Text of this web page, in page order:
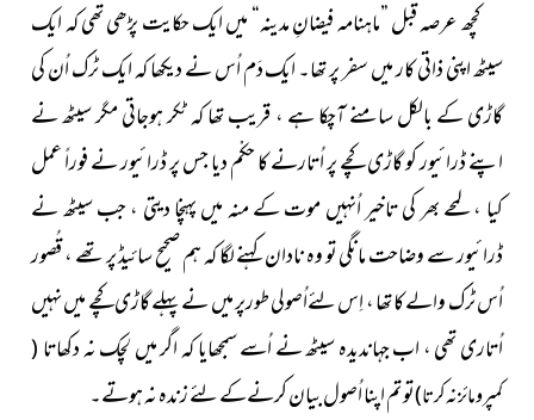
کچھ عرصہ قبل ”ماہنامہ فیضانِ مدینہ“ میں ایک حکایت پڑھی تھی کہایک
سیٹھ اپنی ذاتی کار میں سفر پر تھا۔ ایک دَم اُس نے دیکھا کہ ایک ٹَرک اُن کی
گاڑی کے بالکل سامنے آچکا ہے ، قریب تھا کہ ٹکر ہوجاتی مگر سیٹھ نے
اپنے ڈرائیور کو گاڑی کچے پر اُتارنے کا حکْم دیا جس پر ڈرائیور نے فوراً عمل
کیا ، لمحے بھر کی تاخیر اُنہیں موت کے منہ میں پہنچا دیتی ، جب سیٹھ نے
ڈرائیور سے وضاحت مانگی تو وہ نادان کہنے لگا کہ ہم صحیح سائیڈ پر تھے ، قُصور
اُس ٹَرک والے کا تھا ، اِس لئےاُصولی طورپر میں نے پہلے گاڑی کچے میں نہیں
اُتاری تھی ، اب جہاندیدہ سیٹھ نے اُسے سمجھایا کہ اگر میں لچک نہ دکھاتا(
کمپرومائز نہ کرتا )تو تم اپنا اُصول بیان کرنےکے لئے زندہ نہ ہوتے۔